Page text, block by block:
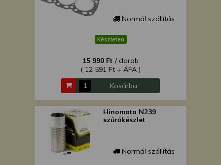
Normál szállítás
Készleten
15 990 Ft / darab
( 12 591 Ft + ÁFA )
Kosárba
Hinomoto N239
szűrőkészlet
Normál szállítás